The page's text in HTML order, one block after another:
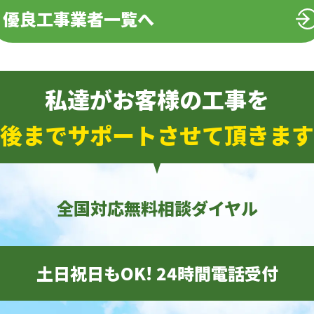
優良工事業者一覧へ
私達がお客様の工事を
までサポートさせて頂きま
全国対応無料相談ダイヤル
土日祝日もOK! 24時間電話受付